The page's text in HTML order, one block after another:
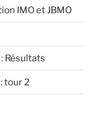
IMO et JBMO
Résultats
tour 2